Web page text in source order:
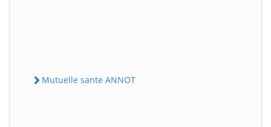
Mutuelle sante ANNOT